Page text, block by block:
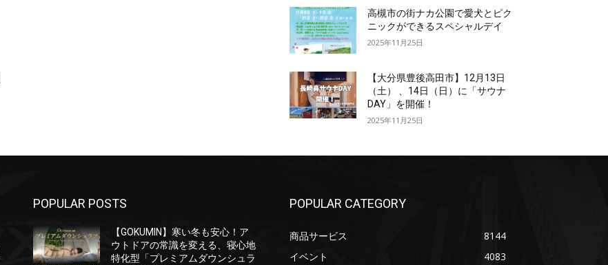
高槻市の街ナカ公園で愛犬とピク
ニックができるスペシャルデイ
2025年11月25日
【大分県豊後高田市】12月13日
（土） 、14日（日）に「サウナ
DAY」を開催！
2025年11月25日
POPULAR POSTS
【GOKUMIN】寒い冬も安心！ア
ウトドアの常識を変える、寝心地
特化型「プレミアムダウンシュラ
POPULAR CATEGORY
商品サービス
8144
イベント
4083